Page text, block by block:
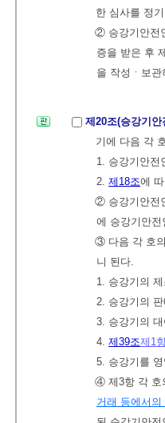
한 심사를 정
② 승강기안전
증을 받은 후
을 작성ㆍ보
제20조(승강기
기에 다음 각
1. 승강기안전
2. 제18조에
② 승강기안전
에 승강기안
③ 다음 각 호
니 된다.
1. 승강기의
2. 승강기의
3. 승강기의
4. 제39조제1
5. 승강기를
④ 제3항 각 호
거래 등에서